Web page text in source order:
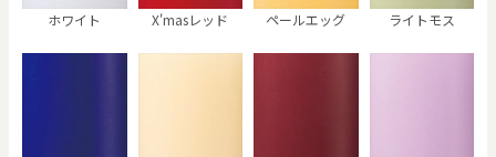
ホワイト X'masレッド ペールエッグ ライトモス